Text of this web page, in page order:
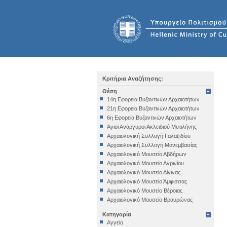
Κριτήρια Αναζήτησης:
Θέση
14η Εφορεία Βυζαντινών Αρχαιοτήτων
21η Εφορεία Βυζαντινών Αρχαιοτήτων
6η Εφορεία Βυζαντινών Αρχαιοτήτων
Άγιοι Ανάργυροι Ακλειδιού Μυτιλήνης
Αρχαιολογική Συλλογή Γαλαξιδίου
Αρχαιολογική Συλλογή Μονεμβασίας
Αρχαιολογικό Μουσείο Αβδήρων
Αρχαιολογικό Μουσείο Αγρινίου
Αρχαιολογικό Μουσείο Αίγινας
Αρχαιολογικό Μουσείο Άμφισσας
Αρχαιολογικό Μουσείο Βέροιας
Αρχαιολογικό Μουσείο Βραυρώνας
Αρχαιολογικό Μουσείο Δελφών
Αρχαιολογικό Μουσείο Ηγουμενίτσας
Κατηγορία
Αγγείο